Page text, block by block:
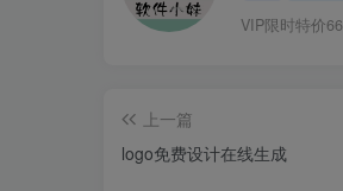
VIP限时特价
上一篇
logo免费设计在线生成